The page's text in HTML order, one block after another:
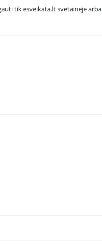
tik esveikata.lt svetainėje arba